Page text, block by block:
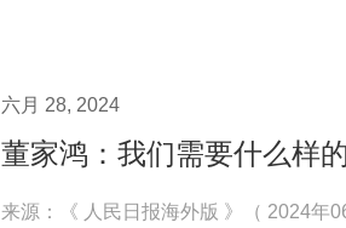
六月 28, 2024
董家鸿：我们需要什么样
来源：《 人民日报海外版 》（ 2024年